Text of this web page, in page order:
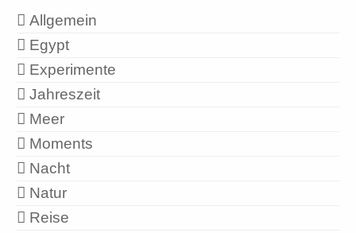
Allgemein
Egypt
Experimente
Jahreszeit
Meer
Moments
Nacht
Natur
Reise